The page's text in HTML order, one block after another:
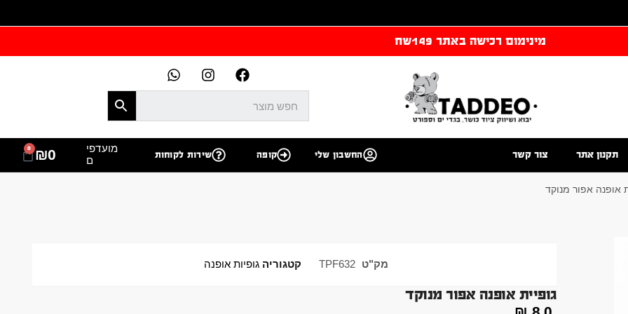
מינימום רכישה באתר 149שח
תקנון אתר צור קשר החשבון שלי קופה שירות לקוחות
מועדפי
ם
₪0
0
אופנה אפור מנוקד
מק"ט TPF632 קטגוריה גופיות אופנה
גופיית אופנה אפור מנוקד